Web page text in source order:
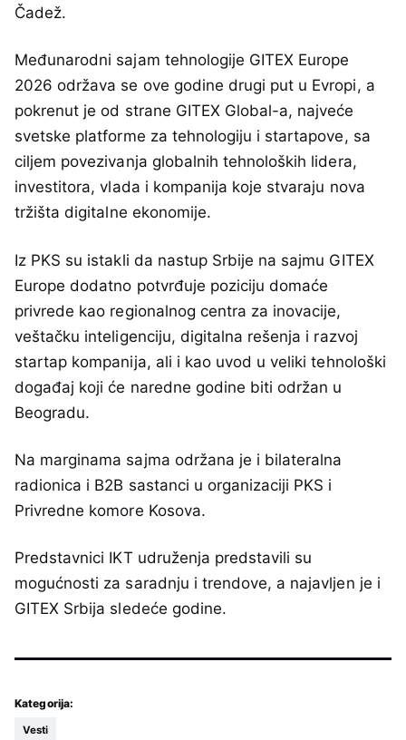
Čadež.
Međunarodni sajam tehnologije GITEX Europe
2026 održava se ove godine drugi put u Evropi, a
pokrenut je od strane GITEX Global-a, najveće
svetske platforme za tehnologiju i startapove, sa
ciljem povezivanja globalnih tehnoloških lidera,
investitora, vlada i kompanija koje stvaraju nova
tržišta digitalne ekonomije.
Iz PKS su istakli da nastup Srbije na sajmu GITEX
Europe dodatno potvrđuje poziciju domaće
privrede kao regionalnog centra za inovacije,
veštačku inteligenciju, digitalna rešenja i razvoj
startap kompanija, ali i kao uvod u veliki tehnološki
događaj koji će naredne godine biti održan u
Beogradu.
Na marginama sajma održana je i bilateralna
radionica i B2B sastanci u organizaciji PKS i
Privredne komore Kosova.
Predstavnici IKT udruženja predstavili su
mogućnosti za saradnju i trendove, a najavljen je i
GITEX Srbija sledeće godine.
Kategorija:
Vesti